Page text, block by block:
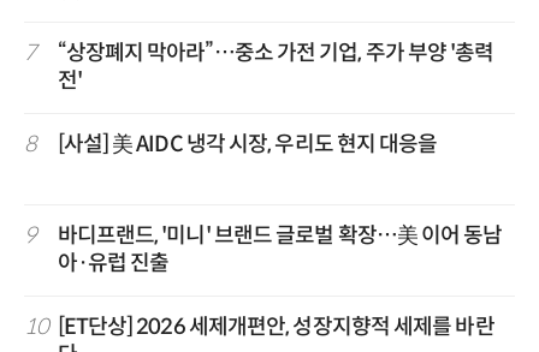
7
“상장폐지 막아라”…중소 가전 기업, 주가 부양 '총력
전'
8 [사설] 美 AIDC 냉각 시장, 우리도 현지 대응을
9
바디프랜드, '미니' 브랜드 글로벌 확장…美 이어 동남
아·유럽 진출
10
[ET단상] 2026 세제개편안, 성장지향적 세제를 바란